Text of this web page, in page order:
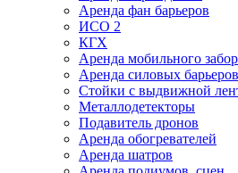
Аренда фан барьеров
ИСО 2
КГХ
Аренда мобильного
Аренда силовых барьеров
Стойки с выдвижной
Металлодетекторы
Подавитель дронов
Аренда обогревателей
Аренда шатров